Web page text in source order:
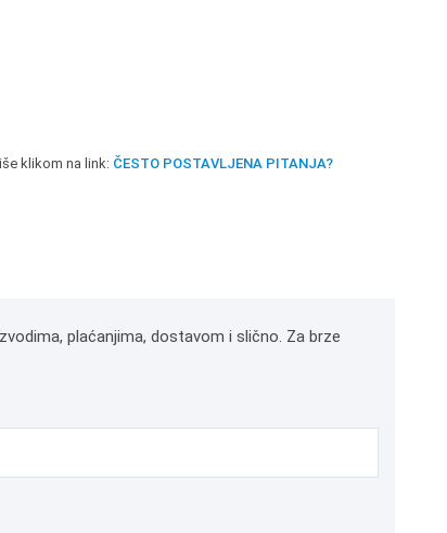
klikom na link: ČESTO POSTAVLJENA PITANJA?
plaćanjima, dostavom i slično. Za brze